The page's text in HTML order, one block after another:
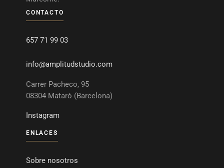
CONTACTO
657 71 99 03
info@amplitudstudio.com
Carrer Pacheco, 95
08304 Mataró (Barcelona)
Instagram
ENLACES
Sobre nosotros